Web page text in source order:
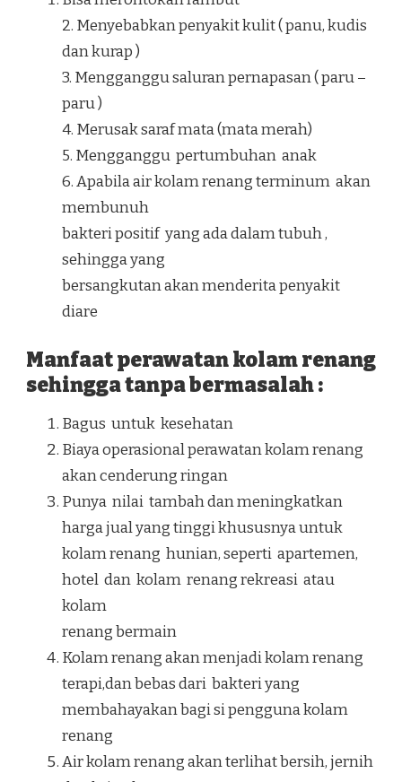
2. Menyebabkan penyakit kulit ( panu, kudis
dan kurap )
3. Mengganggu saluran pernapasan ( paru –
paru )
4. Merusak saraf mata (mata merah)
5. Mengganggu pertumbuhan anak
6. Apabila air kolam renang terminum akan
membunuh
bakteri positif yang ada dalam tubuh ,
sehingga yang
bersangkutan akan menderita penyakit
diare
Manfaat perawatan kolam renang
sehingga tanpa bermasalah :
Bagus untuk kesehatan
Biaya operasional perawatan kolam renang
akan cenderung ringan
Punya nilai tambah dan meningkatkan
harga jual yang tinggi khususnya untuk
kolam renang hunian, seperti apartemen,
hotel dan kolam renang rekreasi atau
kolam
renang bermain
Kolam renang akan menjadi kolam renang
terapi,dan bebas dari bakteri yang
membahayakan bagi si pengguna kolam
renang
Air kolam renang akan terlihat bersih, jernih